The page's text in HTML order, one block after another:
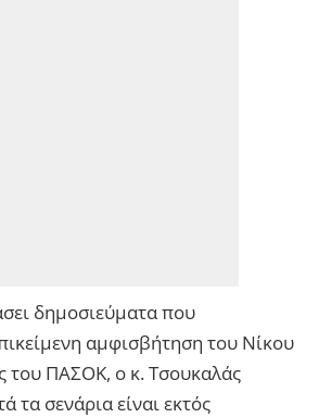
δημοσιεύματα που
αμφισβήτηση του Νίκου
του ΠΑΣΟΚ, ο κ. Τσουκαλάς
τα σενάρια είναι εκτός